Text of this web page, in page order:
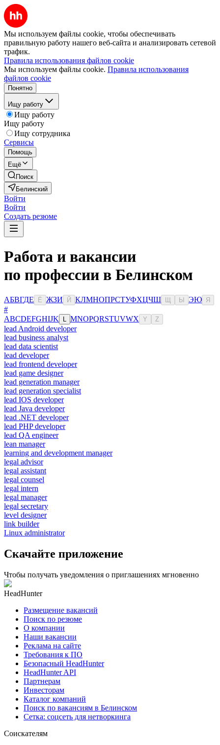
Мы используем файлы cookie, чтобы обеспечивать
правильную работу нашего веб-сайта и анализировать сетевой
трафик.
Правила использования файлов cookie
Мы используем файлы cookie. Правила использования
файлов cookie
Понятно
Ищу работу
Ищу работу
Ищу работу
Ищу сотрудника
Сервисы
Помощь
Ещё
Поиск
Белинский
Войти
Войти
Создать резюме
Работа и вакансии
по профессии в Белинском
АБВГДЕ Ё ЖЗИ Й КЛМНОПРСТУФХЦЧШ Ы ЭЮ Я
#
ABCDEFGHIJK MNOPQRSTUVWX Y Z
lead Android developer
lead business analyst
lead data scientist
lead developer
lead frontend developer
lead game designer
lead generation manager
lead generation specialist
lead IOS developer
lead Java developer
lead .NET developer
lead PHP developer
lead QA engineer
lean manager
learning and development manager
legal advisor
legal assistant
legal counsel
legal intern
legal manager
legal secretary
level designer
link builder
Linux administrator
Скачайте приложение
Чтобы получать уведомления о приглашениях мгновенно
HeadHunter
Размещение вакансий
Поиск по резюме
О компании
Наши вакансии
Реклама на сайте
Требования к ПО
Безопасный HeadHunter
HeadHunter API
Партнерам
Инвесторам
Каталог компаний
Поиск по вакансиям в Белинском
Сетка: соцсеть для нетворкинга
Соискателям